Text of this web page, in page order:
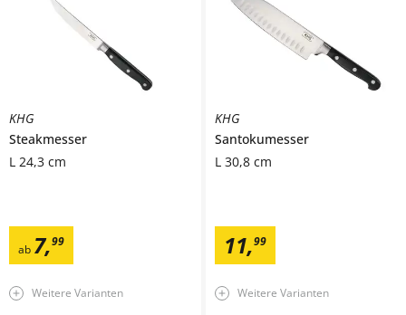
KHG
Steakmesser
L 24,3 cm
ab 7,99
Weitere Varianten
KHG
Santokumesser
L 30,8 cm
11,99
Weitere Varianten